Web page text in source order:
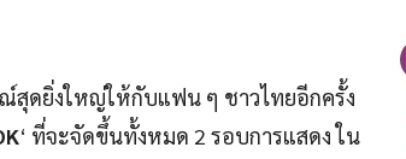
สุดยิ่งใหญ่ให้กับแฟน ๆ ชาวไทยอีกครั้ง
‘ ที่จะจัดขึ้นทั้งหมด 2 รอบการแสดง ใน